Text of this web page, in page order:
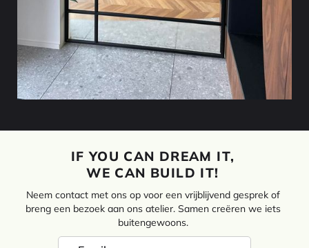
IF YOU CAN DREAM IT,
WE CAN BUILD IT!
Neem contact met ons op voor een vrijblijvend gesprek of
breng een bezoek aan ons atelier. Samen creëren we iets
buitengewoons.